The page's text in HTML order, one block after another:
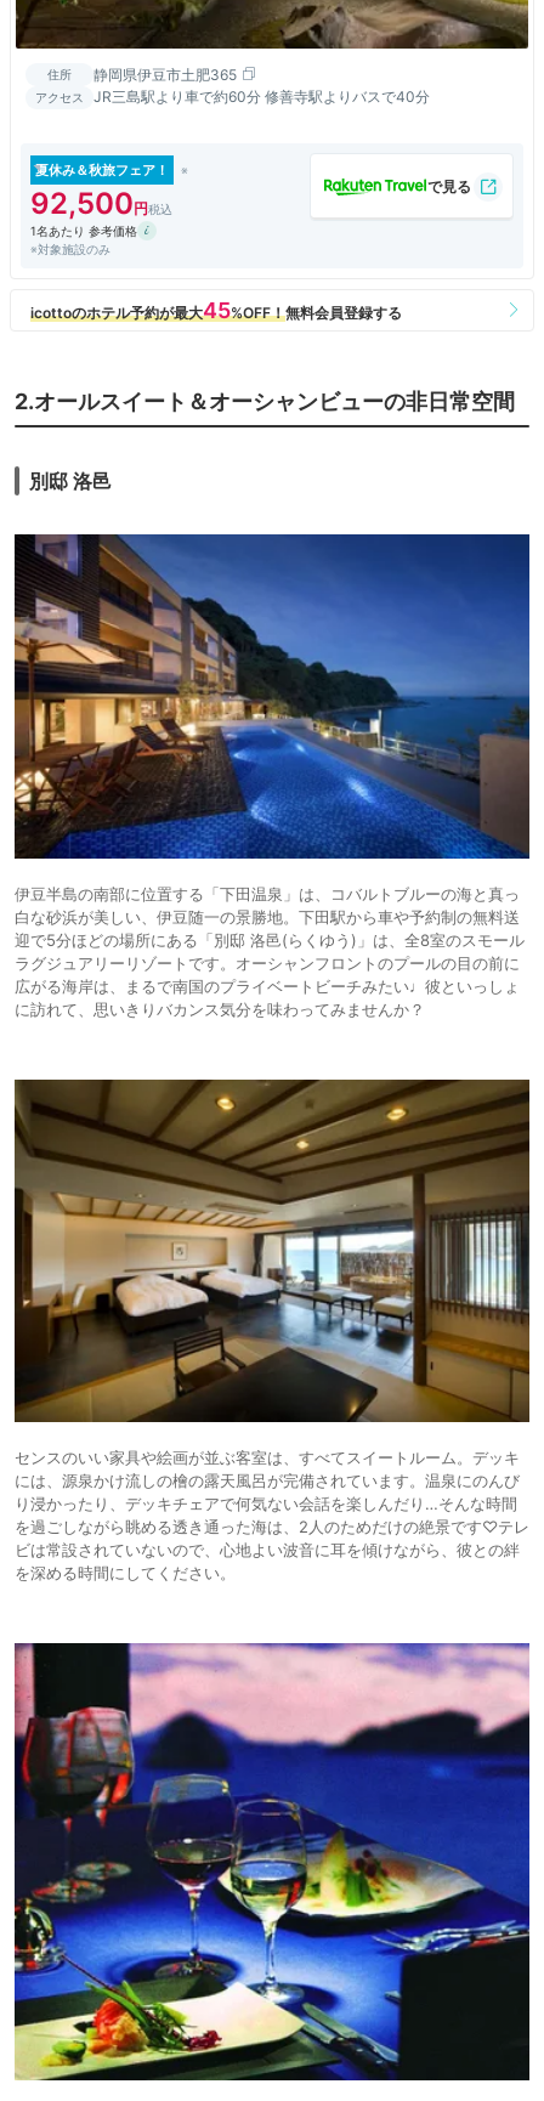
住所 静岡県伊豆市土肥365
アクセス JR三島駅より車で約60分 修善寺駅よりバスで40分
夏休み＆秋旅フェア！
92,500
1名あたり 参考価格
※対象施設のみ
2.オールスイート＆オーシャンビューの非日常空間
別邸 洛邑
伊豆半島の南部に位置する「下田温泉」は、コバルトブルーの海と真っ
白な砂浜が美しい、伊豆随一の景勝地。下田駅から車や予約制の無料送
迎で5分ほどの場所にある「別邸 洛邑(らくゆう)」は、全8室のスモール
ラグジュアリーリゾートです。オーシャンフロントのプールの目の前に
広がる海岸は、まるで南国のプライベートビーチみたい♩彼といっしょ
に訪れて、思いきりバカンス気分を味わってみませんか？
センスのいい家具や絵画が並ぶ客室は、すべてスイートルーム。デッキ
には、源泉かけ流しの檜の露天風呂が完備されています。温泉にのんび
り浸かったり、デッキチェアで何気ない会話を楽しんだり…そんな時間
を過ごしながら眺める透き通った海は、2人のためだけの絶景です♡テレ
ビは常設されていないので、心地よい波音に耳を傾けながら、彼との絆
を深める時間にしてください。